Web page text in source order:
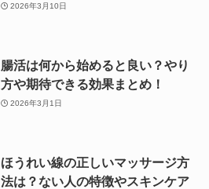
2026年3月10日
腸活は何から始めると良い？やり
方や期待できる効果まとめ！
2026年3月1日
ほうれい線の正しいマッサージ方
法は？ない人の特徴やスキンケア